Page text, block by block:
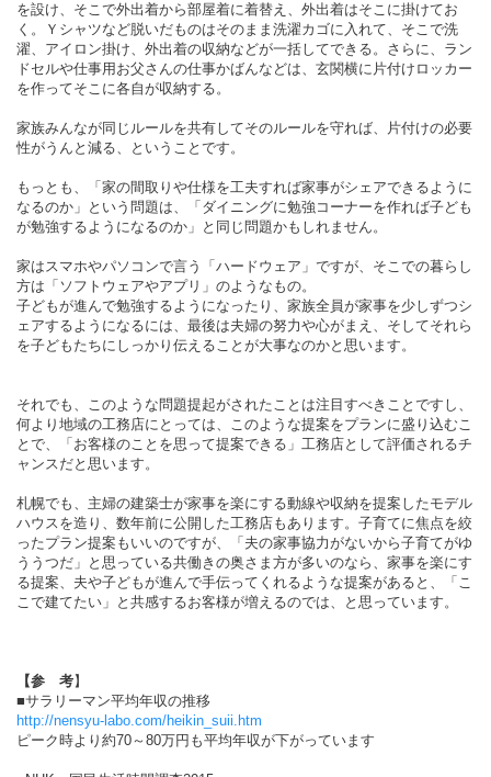
を設け、そこで外出着から部屋着に着替え、外出着はそこに掛けてお
く。Ｙシャツなど脱いだものはそのまま洗濯カゴに入れて、そこで洗
濯、アイロン掛け、外出着の収納などが一括してできる。さらに、ラン
ドセルや仕事用お父さんの仕事かばんなどは、玄関横に片付けロッカー
を作ってそこに各自が収納する。
家族みんなが同じルールを共有してそのルールを守れば、片付けの必要
性がうんと減る、ということです。
もっとも、「家の間取りや仕様を工夫すれば家事がシェアできるように
なるのか」という問題は、「ダイニングに勉強コーナーを作れば子ども
が勉強するようになるのか」と同じ問題かもしれません。
家はスマホやパソコンで言う「ハードウェア」ですが、そこでの暮らし
方は「ソフトウェアやアプリ」のようなもの。
子どもが進んで勉強するようになったり、家族全員が家事を少しずつシ
ェアするようになるには、最後は夫婦の努力や心がまえ、そしてそれら
を子どもたちにしっかり伝えることが大事なのかと思います。
それでも、このような問題提起がされたことは注目すべきことですし、
何より地域の工務店にとっては、このような提案をプランに盛り込むこ
とで、「お客様のことを思って提案できる」工務店として評価されるチ
ャンスだと思います。
札幌でも、主婦の建築士が家事を楽にする動線や収納を提案したモデル
ハウスを造り、数年前に公開した工務店もあります。子育てに焦点を絞
ったプラン提案もいいのですが、「夫の家事協力がないから子育てがゆ
ううつだ」と思っている共働きの奥さま方が多いのなら、家事を楽にす
る提案、夫や子どもが進んで手伝ってくれるような提案があると、「こ
こで建てたい」と共感するお客様が増えるのでは、と思っています。
【参 考】
■サラリーマン平均年収の推移
http://nensyu-labo.com/heikin_suii.htm
ピーク時より約70～80万円も平均年収が下がっています